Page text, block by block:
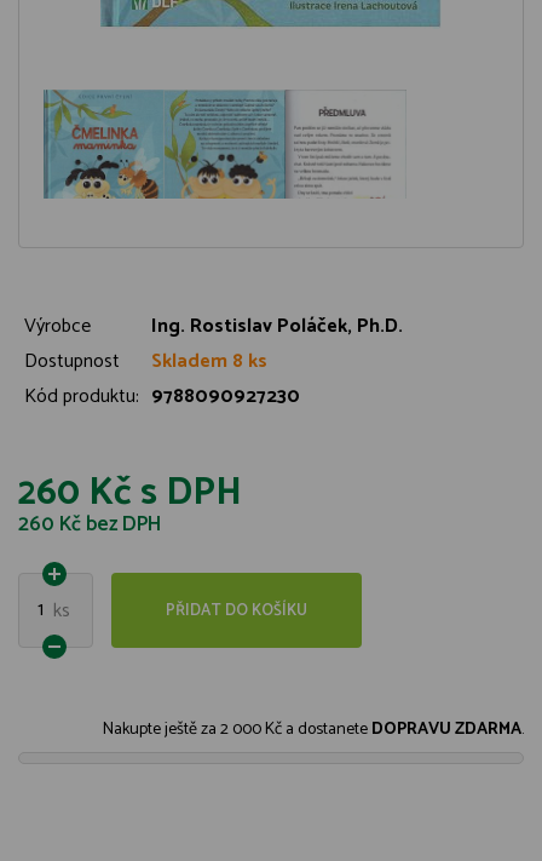
Výrobce
Ing. Rostislav Poláček, Ph.D.
Dostupnost
Skladem 8 ks
Kód produktu: 9788090927230
260 Kčs DPH
260 Kčbez DPH
1 ks PŘIDAT DO KOŠÍKU
Nakupte ještě za2 000 Kča dostaneteDOPRAVU ZDARMA.